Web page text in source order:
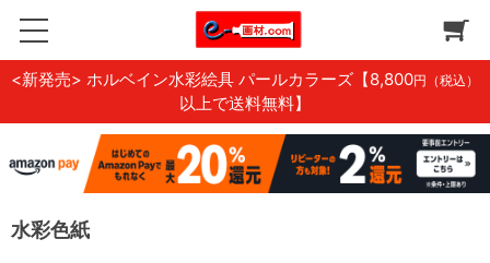
<新発売> ホルベイン水彩絵具 パールカラーズ 【8,800円（税込）
以上で送料無料】
水彩色紙